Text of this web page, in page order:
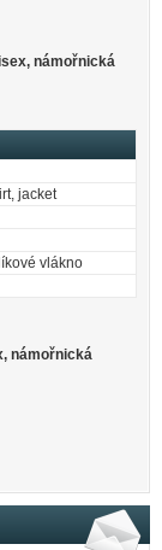
námořnická
jacket
vlákno
námořnická